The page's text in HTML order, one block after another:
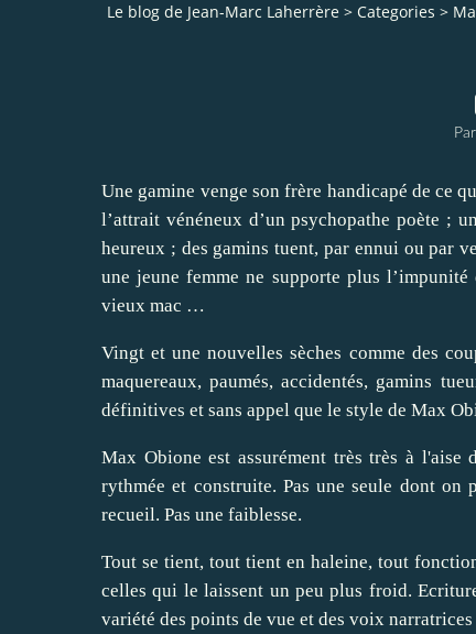
Le blog de Jean-Marc Laherrère > Categories >
Une gamine venge son frère handicapé de ce
l’attrait vénéneux d’un psychopathe poète ;
heureux ; des gamins tuent, par ennui ou par
une jeune femme ne supporte plus
vieux mac …
Vingt et une nouvelles sèches comme des
maquereaux, paumés, accidentés, gamins
définitives et sans appel que le style de Max
Max Obione est assurément très très à
rythmée et construite. Pas une seule dont
recueil. Pas une faiblesse.
Tout se tient, tout tient en haleine, tout
celles qui le laissent un peu plus froid.
variété des points de vue et des voix